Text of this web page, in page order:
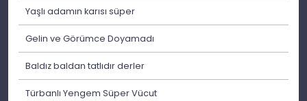
Yaşlı adamın karısı süper
Gelin ve Görümce Doyamadı
Baldız baldan tatlıdır derler
Türbanlı Yengem Süper Vücut